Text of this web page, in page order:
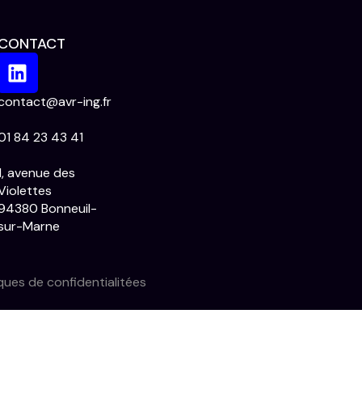
ing.fr
84 23 43 41
avenue des
Bonneuil-
Marne
de confidentialitées